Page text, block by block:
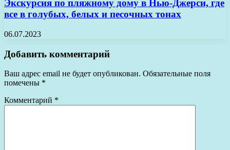
Экскурсия по пляжному дому в Нью-Джерси, где
все в голубых, белых и песочных тонах
06.07.2023
Добавить комментарий
Ваш адрес email не будет опубликован. Обязательные поля
помечены *
Комментарий *